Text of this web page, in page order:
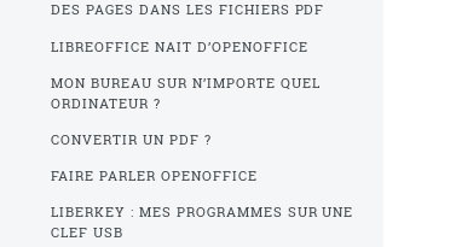
DES PAGES DANS LES FICHIERS PDF
LIBREOFFICE NAIT D’OPENOFFICE
MON BUREAU SUR N’IMPORTE QUEL
ORDINATEUR ?
CONVERTIR UN PDF ?
FAIRE PARLER OPENOFFICE
LIBERKEY : MES PROGRAMMES SUR UNE
CLEF USB